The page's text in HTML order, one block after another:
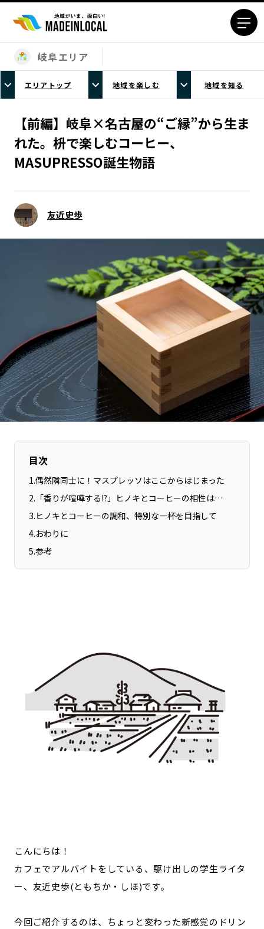
エリアから探す
北海道エリア
青森エリア
岩手エリア
宮城エリア
秋田エリア
山形エリア
福島エリア
茨城エリア
栃木エリア
群馬エリア
埼玉エリア
千葉エリア
東京23区エリア
神奈川エリア
山梨エリア
長野エリア
岐阜エリア
愛知エリア
滋賀エリア
京都エリア
大阪市エリア
北摂エリア
堺・泉州エリア
河内エリア
兵庫エリア
奈良エリア
和歌山エリア
鳥取エリア
島根エリア
山口エリア
徳島エリア
香川エリア
高知エリア
福岡エリア
佐賀エリア
長崎エリア
熊本エリア
大分エリア
宮崎エリア
沖縄エリア
MILCプロジェクト
選出企業特別対談
Localist
SDGsの先駆者
飲食店
地域豆知識
ニッポンの百選大全集
Sporkle
お問い合わせ
岐阜エリア
エリアトップ 地域を楽しむ 地域を知る
【前編】岐阜×名古屋の“ご縁”から生ま
れた。枡で楽しむコーヒー、
MASUPRESSO誕生物語
友近史歩
目次
1.偶然隣同士に！マスプレッソはここからはじまった
2. 「香りが喧嘩する!?」ヒノキとコーヒーの相性は…
3. ヒノキとコーヒーの調和、特別な一杯を目指して
4.おわりに
5.参考
こんにちは！
カフェでアルバイトをしている、駆け出しの学生ライタ
ー、友近史歩(ともちか・しほ)です。
今回ご紹介するのは、ちょっと変わった新感覚のドリン